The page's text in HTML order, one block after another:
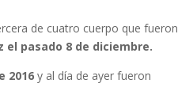
de cuatro cuerpo que fueron
el pasado 8 de diciembre.
2016y al día de ayer fueron